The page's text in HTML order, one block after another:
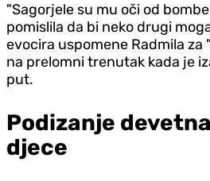
"Sagorjele su mu oči od
pomislila da bi neko drugi
evocira uspomene Radmila
na prelomni trenutak kada je
put.
Podizanje
djece